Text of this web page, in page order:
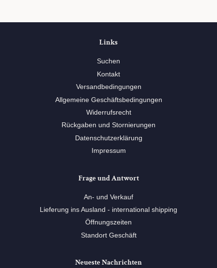
Links
Suchen
Kontakt
Versandbedingungen
Allgemeine Geschäftsbedingungen
Widerrufsrecht
Rückgaben und Stornierungen
Datenschutzerklärung
Impressum
Frage und Antwort
An- und Verkauf
Lieferung ins Ausland - international shipping
Öffnungszeiten
Standort Geschäft
Neueste Nachrichten